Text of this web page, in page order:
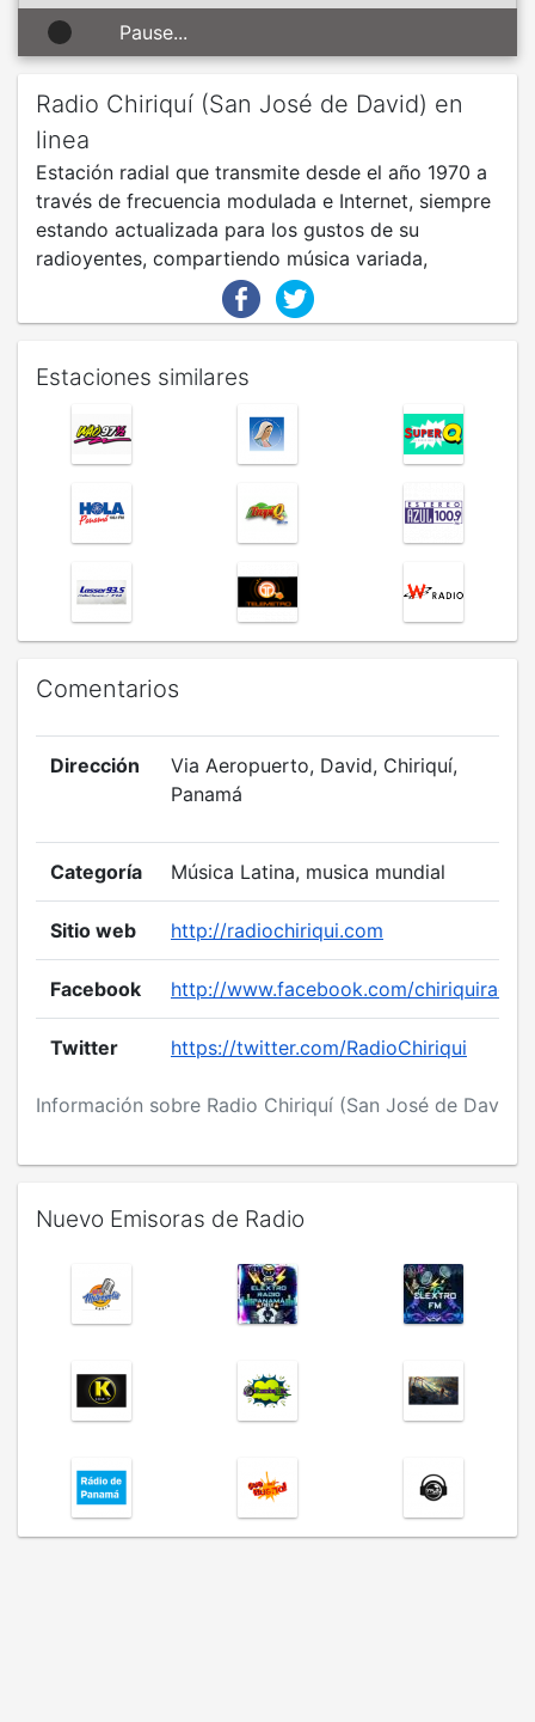
Pause...
Radio Chiriquí (San José de David) en
linea
Estación radial que transmite desde el año 1970 a
través de frecuencia modulada e Internet, siempre
estando actualizada para los gustos de su
radioyentes, compartiendo música variada,
información general, deporte, entretenimiento y
Estaciones similares
Comentarios
Información sobre Radio Chiriquí (San José de David)
Dirección
Via Aeropuerto, David, Chiriquí,
Panamá
Categoría Música Latina, musica mundial
Sitio web http://radiochiriqui.com
Facebook http://www.facebook.com/chiriquiradio/
Twitter https://twitter.com/RadioChiriqui
Nuevo Emisoras de Radio